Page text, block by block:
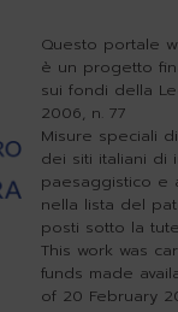
Questo portale
è un progetto
sui fondi della
2006, n. 77
Misure speciali
dei siti italiani di
paesaggistico e
nella lista del
posti sotto la
This work was
funds made
of 20 February